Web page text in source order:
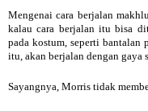
Mengenai cara berjalan
kalau cara berjalan itu bisa
pada kostum, seperti bantalan
itu, akan berjalan dengan gaya
Sayangnya, Morris tidak